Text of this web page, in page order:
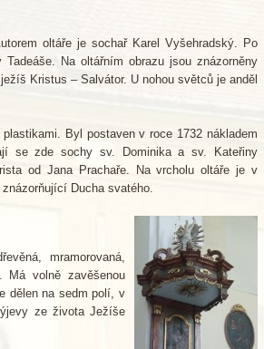
oltáře je sochař Karel Vyšehradský. Po
Na oltářním obrazu jsou znázorněny
Kristus – Salvátor. U nohou světců je anděl
Byl postaven v roce 1732 nákladem
se zde sochy sv. Dominika a sv. Kateřiny
od Jana Prachaře. Na vrcholu oltáře je v
Ducha svatého.
mramorovaná,
Má volně zavěšenou
dělen na sedm polí, v
ze života Ježíše